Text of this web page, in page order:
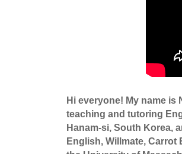
Hi everyone! My name is
teaching and tutoring
Hanam-si, South Korea,
English, Willmate, Carrot